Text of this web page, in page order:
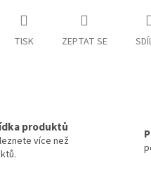
TISK ZEPTAT SE
produktů
více než